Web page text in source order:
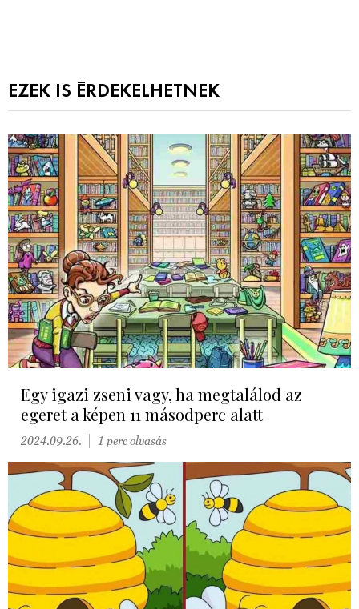
EZEK IS ÉRDEKELHETNEK
Egy igazi zseni vagy, ha megtalálod az
egeret a képen 11 másodperc alatt
2024.09.26. 1 perc olvasás